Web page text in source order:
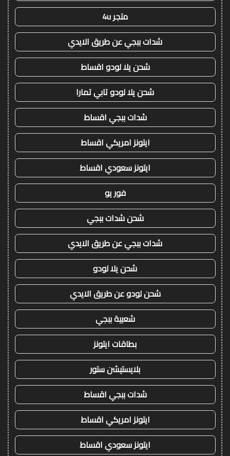
متجر 4u
شدات ببجي عن طريق الايدي
شحن يلا لودو اقساط
شحن يلا لودو تابي تمارا
شدات ببجي اقساط
ايتونز امريكي اقساط
ايتونز سعودي اقساط
فور يو
شحن شدات ببجي
شدات ببجي عن طريق الايدي
شحن يلا لودو
شحن لودو عن طريق الايدي
شعبية ببجي
بطاقات ايتونز
بلايستيشن ستور
شدات ببجي اقساط
ايتونز امريكي اقساط
ايتونز سعودي اقساط